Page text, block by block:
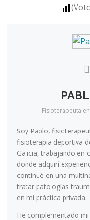
Fisioterapeuta en
Soy Pablo,
fisioterapia deportiva
Galicia, trabajando en
donde adquirí
continué en una
tratar patologías
en mi práctica privada.
He complementado